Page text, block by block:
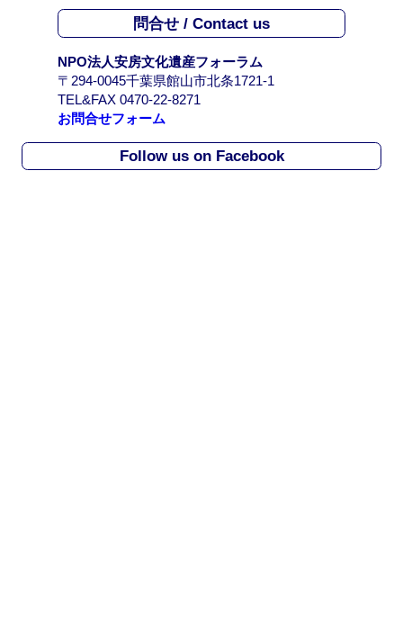
イ
A
r
c
h
i
問合せ / Contact us
NPO法人安房文化遺産フォーラム
〒294-0045千葉県館山市北条1721-1
TEL&FAX 0470-22-8271
お問合せフォーム
Follow us on Facebook